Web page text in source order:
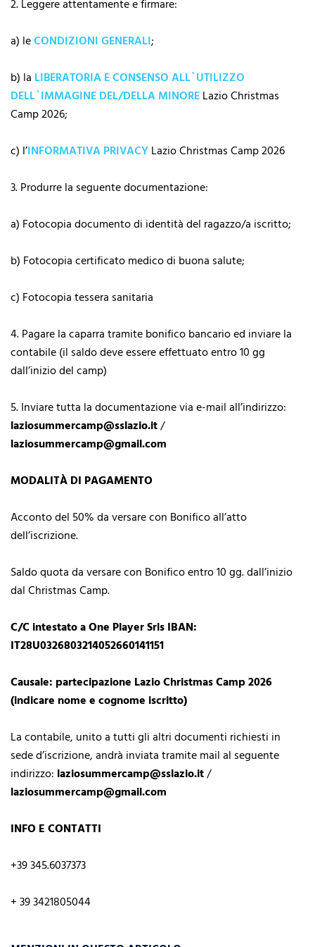
2.⁠ ⁠Leggere attentamente e firmare:
a) leCONDIZIONI GENERALI;
b) la LIBERATORIA E CONSENSO ALL`UTILIZZO
DELL`IMMAGINE DEL/DELLA MINORELazio Christmas
Camp 2026;
c) l’INFORMATIVA PRIVACYLazio Christmas Camp 2026
3.⁠ ⁠Produrre la seguente documentazione:
a) Fotocopia documento di identità del ragazzo/a iscritto;
b) Fotocopia certificato medico di buona salute;
c) Fotocopia tessera sanitaria
4.⁠ ⁠Pagare la caparra tramite bonifico bancario ed inviare la
contabile (il saldo deve essere effettuato entro 10 gg
dall’inizio del camp)
5.⁠ ⁠Inviare tutta la documentazione via e-mail all’indirizzo:
laziosummercamp@sslazio.it/
laziosummercamp@gmail.com
MODALITÀ DI PAGAMENTO
Acconto del 50% da versare con Bonifico all’atto
dell’iscrizione.
Saldo quota da versare con Bonifico entro 10 gg. dall’inizio
dal Christmas Camp.
C/C intestato a One Player Srls IBAN:
IT28U0326803214052660141151
Causale: partecipazione Lazio Christmas Camp 2026
(indicare nome e cognome iscritto)
La contabile, unito a tutti gli altri documenti richiesti in
sede d’iscrizione, andrà inviata tramite mail al seguente
indirizzo: laziosummercamp@sslazio.it/
laziosummercamp@gmail.com
INFO E CONTATTI
+39 345.6037373
+ 39 3421805044